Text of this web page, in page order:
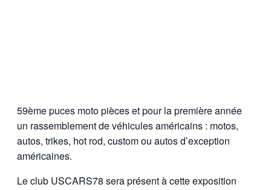
59ème puces moto pièces et pour la première année
un rassemblement de véhicules américains : motos,
autos, trikes, hot rod, custom ou autos d’exception
américaines.
Le club USCARS78 sera présent à cette exposition